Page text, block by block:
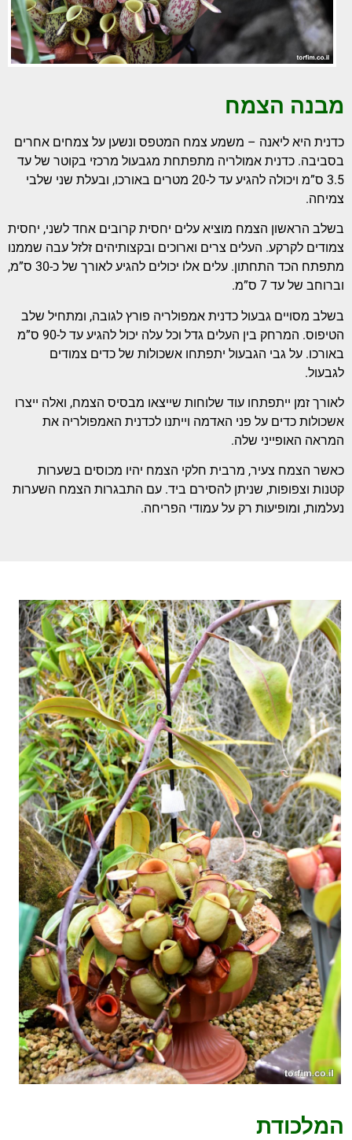
מבנה הצמח
כדנית היא ליאנה – משמע צמח המטפס ונשען על צמחים אחרים
בסביבה. כדנית אמולריה מתפתחת מגבעול מרכזי בקוטר של עד
3.5 ס”מ ויכולה להגיע עד ל-20 מטרים באורכו, ובעלת שני שלבי
צמיחה.
בשלב הראשון הצמח מוציא עלים יחסית קרובים אחד לשני, יחסית
צמודים לקרקע. העלים צרים וארוכים ובקצותיהים זלזל עבה שממנו
מתפתח הכד התחתון. עלים אלו יכולים להגיע לאורך של כ-30 ס”מ,
וברוחב של עד 7 ס”מ.
בשלב מסויים גבעול כדנית אמפולריה פורץ לגובה, ומתחיל שלב
הטיפוס. המרחק בין העלים גדל וכל עלה יכול להגיע עד ל-90 ס”מ
באורכו. על גבי הגבעול יתפתחו אשכולות של כדים צמודים
לגבעול.
לאורך זמן ייתפתחו עוד שלוחות שייצאו מבסיס הצמח, ואלה ייצרו
אשכולות כדים על פני האדמה וייתנו לכדנית האמפולריה את
המראה האופייני שלה.
כאשר הצמח צעיר, מרבית חלקי הצמח יהיו מכוסים בשערות
קטנות וצפופות, שניתן להסירם ביד. עם התבגרות הצמח השערות
נעלמות, ומופיעות רק על עמודי הפריחה.
המלכודת